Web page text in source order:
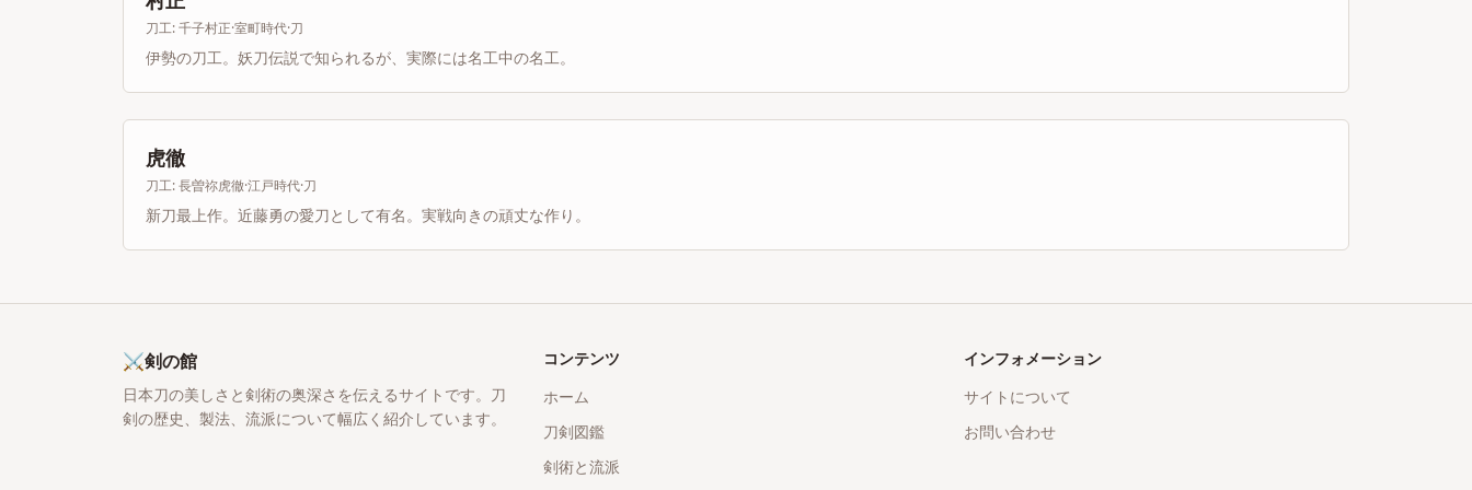
刀工:千子村正·室町時代·刀
伊勢の刀工。妖刀伝説で知られるが、実際には名工中の名工。
虎徹
刀工:長曽祢虎徹·江戸時代·刀
新刀最上作。近藤勇の愛刀として有名。実戦向きの頑丈な作り。
⚔剣の館
日本刀の美しさと剣術の奥深さを伝えるサイトです。刀
剣の歴史、製法、流派について幅広く紹介しています。
コンテンツ
ホーム
刀剣図鑑
剣術と流派
インフォメーション
サイトについて
お問い合わせ